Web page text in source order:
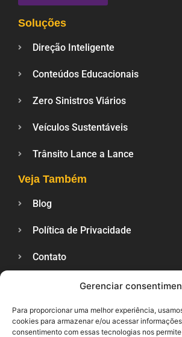
Gerenciar
Para proporcionar uma melhor experiência,
cookies para armazenar e/ou acessar
consentimento com essas tecnologias nos
Soluções
Direção Inteligente
Conteúdos Educacionais
Zero Sinistros Viários
Veículos Sustentáveis
Trânsito Lance a Lance
Veja Também
Blog
Política de Privacidade
Contato
SUPORTE